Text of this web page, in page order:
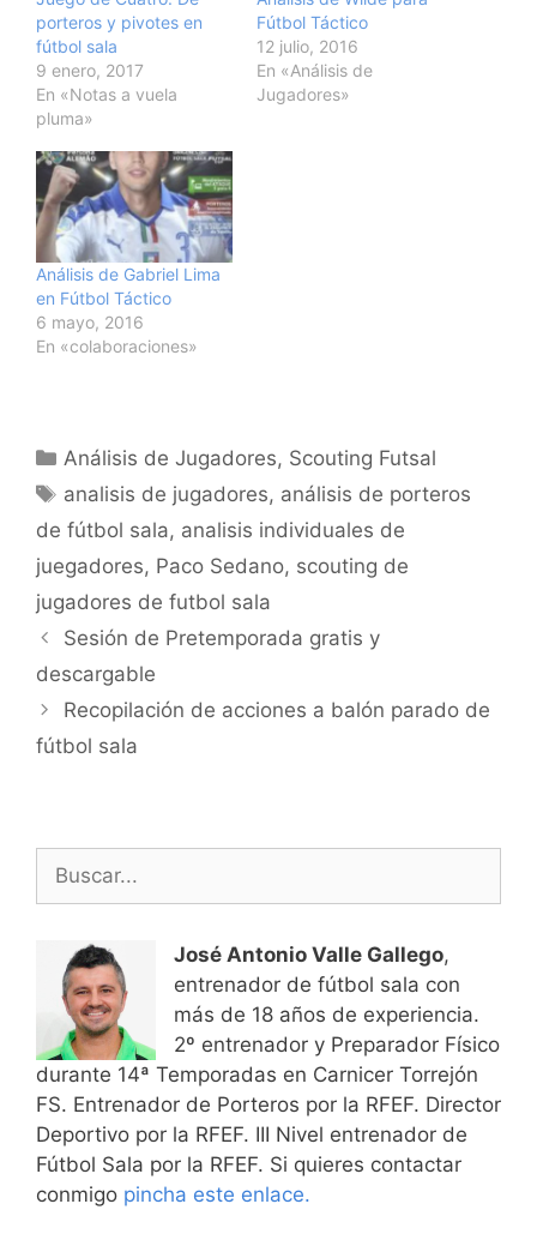
porteros y pivotes en
fútbol sala
9 enero, 2017
En «Notas a vuela
pluma»
Fútbol Táctico
12 julio, 2016
En «Análisis de
Jugadores»
Análisis de Gabriel Lima
en Fútbol Táctico
6 mayo, 2016
En «colaboraciones»
Categorías
Análisis de Jugadores, Scouting Futsal
Etiquetas
analisis de jugadores, análisis de porteros
de fútbol sala, analisis individuales de
juegadores, Paco Sedano, scouting de
jugadores de futbol sala
Navegación
de
entradas
Sesión de Pretemporada gratis y
descargable
Recopilación de acciones a balón parado de
fútbol sala
Buscar:
José Antonio Valle Gallego,
entrenador de fútbol sala con
más de 18 años de experiencia.
2º entrenador y Preparador Físico
durante 14ª Temporadas en Carnicer Torrejón
FS. Entrenador de Porteros por la RFEF. Director
Deportivo por la RFEF. III Nivel entrenador de
Fútbol Sala por la RFEF. Si quieres contactar
conmigo pincha este enlace.